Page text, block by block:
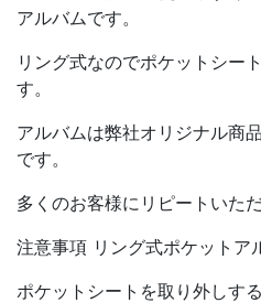
アルバムです。
リング式なのでポケットシー
す。
アルバムは弊社オリジナル商
です。
多くのお客様にリピートいた
注意事項 リング式ポケットア
ポケットシートを取り外しす